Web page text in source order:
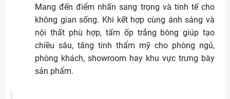
Mang đến điểm nhấn sang trọng và tinh tế cho
không gian sống. Khi kết hợp cùng ánh sáng và
nội thất phù hợp, tấm ốp trắng bóng giúp tạo
chiều sâu, tăng tính thẩm mỹ cho phòng ngủ,
phòng khách, showroom hay khu vực trưng bày
sản phẩm.